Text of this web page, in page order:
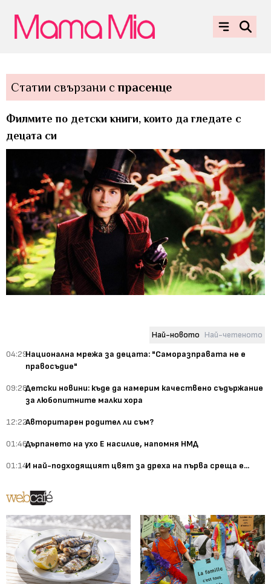
Статии свързани спрасенце
Филмите по детски книги, които да гледате с
децата си
Най-новото Най-четеното
04:29Национална мрежа за децата: "Саморазправата не е
правосъдие"
09:28Детски новини: къде да намерим качествено съдържание
за любопитните малки хора
12:22Авторитарен родител ли съм?
01:46Дърпането на ухо Е насилие, напомня НМД
01:14И най-подходящият цвят за дреха на първа среща е...